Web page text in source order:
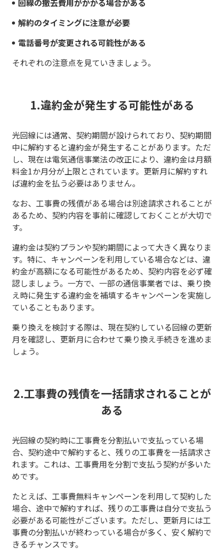
回線の撤去費用がかかる場合がある
解約のタイミングに注意が必要
電話番号が変更される可能性がある
それぞれの注意点を見ていきましょう。
1.違約金が発生する可能性がある
光回線には通常、契約期間が設けられており、契約期間
中に解約すると違約金が発生することがあります。ただ
し、現在は電気通信事業法の改正により、違約金は月額
料金1か月分が上限とされています。更新月に解約すれ
ば違約金を払う必要はありません。
なお、工事費の残債がある場合は別途請求されることが
あるため、契約内容を事前に確認しておくことが大切で
す。
違約金は契約プランや契約期間によって大きく異なりま
す。特に、キャンペーンを利用している場合などは、違
約金が高額になる可能性があるため、契約内容を必ず確
認しましょう。一方で、一部の通信事業者では、乗り換
え時に発生する違約金を補填するキャンペーンを実施し
ていることもあります。
乗り換えを検討する際は、現在契約している回線の更新
月を確認し、更新月に合わせて乗り換え手続きを進めま
しょう。
2.工事費の残債を一括請求されることが
ある
光回線の契約時に工事費を分割払いで支払っている場
合、契約途中で解約すると、残りの工事費を一括請求さ
れます。これは、工事費用を分割で支払う契約が多いた
めです。
たとえば、工事費無料キャンペーンを利用して契約した
場合、途中で解約すれば、残りの工事費は自分で支払う
必要がある可能性がございます。ただし、更新月には工
事費の分割払いが終わっている場合が多く、安く解約で
きるチャンスです。